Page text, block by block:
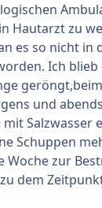
Hautarzt zu
es so nicht in
Ich blieb
und
Schuppen
Woche zur
dem